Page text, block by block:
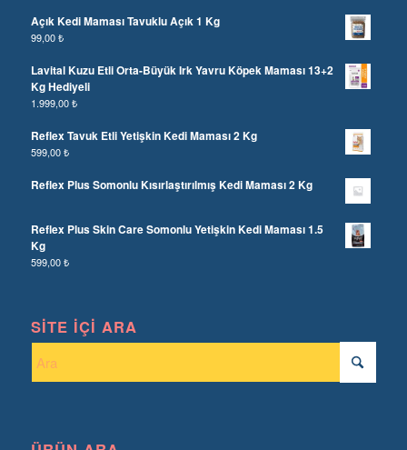
Açık Kedi Maması Tavuklu Açık 1 Kg
99,00₺
Lavital Kuzu Etli Orta-Büyük Irk Yavru Köpek Maması 13+2
Kg Hediyeli
1.999,00₺
Reflex Tavuk Etli Yetişkin Kedi Maması 2 Kg
599,00₺
Reflex Plus Somonlu Kısırlaştırılmış Kedi Maması 2 Kg
Reflex Plus Skin Care Somonlu Yetişkin Kedi Maması 1.5
Kg
599,00₺
SITE İÇI ARA